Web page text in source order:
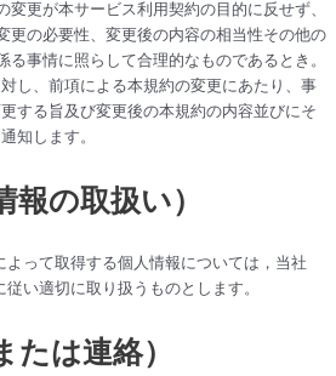
変更が本サービス利用契約の目的に反せず、
更の必要性、変更後の内容の相当性その他の
る事情に照らして合理的なものであるとき。
し、前項による本規約の変更にあたり、事
する旨及び変更後の本規約の内容並びにそ
知します。
の取扱い）
って取得する個人情報については，当社
従い適切に取り扱うものとします。
は連絡）